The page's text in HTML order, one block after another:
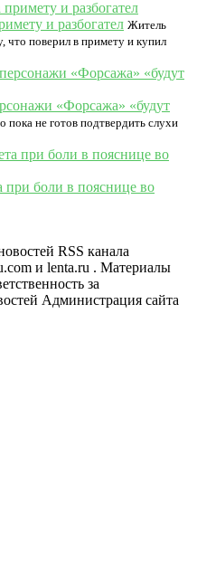
и разбогател Житель
что поверил в примету и купил
«Форсажа» «будут
пока не готов подтвердить слухи
при боли в пояснице во
RSS канала
и lenta.ru . Материалы
за
Администрация сайта